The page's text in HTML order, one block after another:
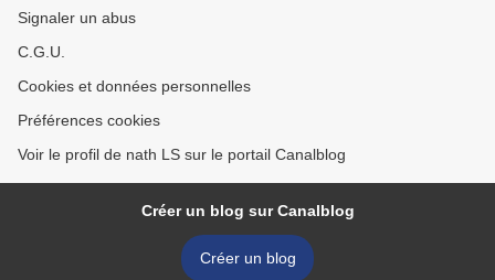
Signaler un abus
C.G.U.
Cookies et données personnelles
Préférences cookies
Voir le profil de nath LS sur le portail Canalblog
Créer un blog sur Canalblog
Créer un blog